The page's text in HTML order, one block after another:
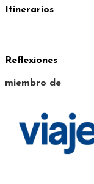
Itinerarios
Reflexiones
miembro de